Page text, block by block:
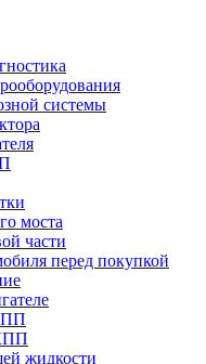
системы
моста
части
перед покупкой
жидкости